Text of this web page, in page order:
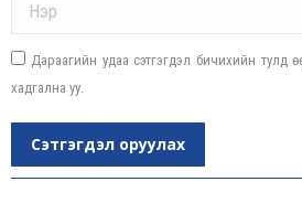
Дараагийн удаа сэтгэгдэл бичихийн тулд
хадгална уу.
Сэтгэгдэл оруулах